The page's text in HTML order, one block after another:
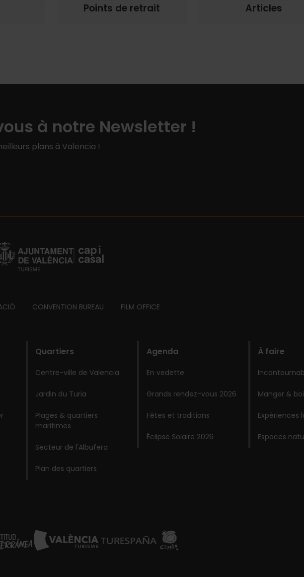
Points de retrait Articles
à notre Newsletter !
plans à Valencia !
CONVENTION BUREAU FILM OFFICE
Quartiers
Centre-ville de Valencia
Jardin du Turia
Plages & quartiers
maritimes
Secteur de l'Albufera
Plan des quartiers
Agenda
En vedette
Grands rendez-vous 2026
Fêtes et traditions
Éclipse Solaire 2026
À faire
Manger &
Expériences
Espaces